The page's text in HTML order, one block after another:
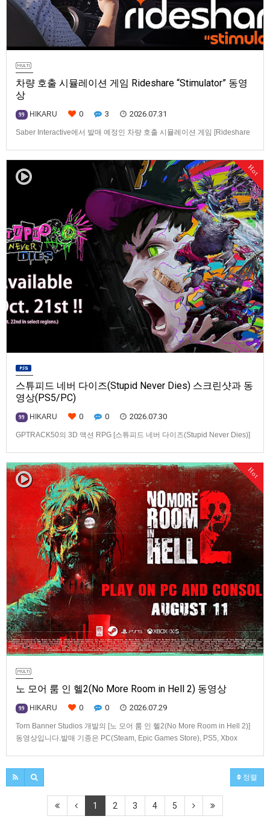
차량 호출 시뮬레이션 게임 Rideshare “Stimulator” 동영
상
99 HIKARU 0 3 2026.07.31
Saber Interactive에서 발매 예정인 차량 호출 시뮬레이션 게임 [Rideshare
을 운영하는 드라이버가 되어라'Rideshare "Stimulat…
Hot
스튜피드 네버 다이즈(Stupid Never Dies) 스크린샷과 동
영상(PS5/PC)
99 HIKARU 0 0 2026.07.30
GPTRACK50의 3D 액션 RPG [스튜피드 네버 다이즈(Stupid Never Dies)]
Hot
노 모어 룸 인 헬2(No More Room in Hell 2) 동영상
99 HIKARU 0 0 2026.07.29
Torn Banner Studios 개발의 [노 모어 룸 인 헬2(No More Room in Hell 2)]
동영상입니다.발매 기종은 PC(Steam, Epic Games Store), PS5, Xbox
정렬
1 2 3 4 5